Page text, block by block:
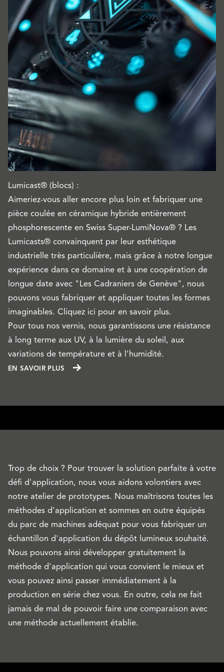
Lumicast® (blocs) :
Aimeriez-vous aller encore plus loin et fabriquer une
pièce coulée en céramique hybride entièrement
phosphorescente en Swiss Super-LumiNova® ? Les
Lumicasts® convainquent par leur esthétique
industrielle très particulière, mais grâce à notre longue
expérience dans ce domaine et à une coopération de
longue date avec "Les Cadraniers de Genève", nous
pouvons vous fabriquer et appliquer toutes les formes
imaginables. Cliquez ici pour en savoir plus.
Pour tous nos vernis, nous garantissons une résistance
à long terme aux UV, à la lumière du soleil, aux
variations de température et à l'humidité.
EN SAVOIR PLUS
Trop de choix ? Pour trouver la solution parfaite à votre
défi d'application, nous vous aidons volontiers avec
notre atelier de prototypes. Nous maîtrisons toutes les
méthodes d'application et sommes en outre équipés
du parc de machines adéquat pour vous fabriquer un
échantillon d'application du dépôt lumineux souhaité.
Nous pouvons ainsi développer gratuitement la
méthode d'application qui vous convient le mieux et
vous pouvez ainsi passer immédiatement à la
production en série chez vous. En outre, cela ne fait
jamais de mal de pouvoir faire une comparaison avec
une méthode actuellement établie.